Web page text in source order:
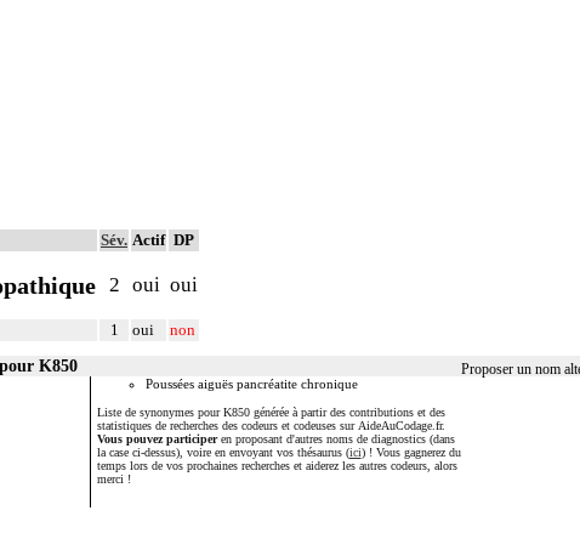
Sév. Actif DP
2 oui oui
1 oui non
Proposer un nom
K850
Poussées aiguës pancréatite chronique
Liste de synonymes pour K850 générée à partir des contributions et des
statistiques de recherches des codeurs et codeuses sur AideAuCodage.fr.
Vous pouvez participeren proposant d'autres noms de diagnostics (dans
la case ci-dessus), voire en envoyant vos thésaurus (ici) ! Vous gagnerez du
temps lors de vos prochaines recherches et aiderez les autres codeurs, alors
merci !